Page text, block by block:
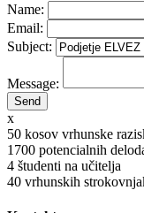
Name:
Email:
Subject:
Message:
x
50 kosov vrhunske
1700 potencialnih
4 študenti na učitelja
40 vrhunskih